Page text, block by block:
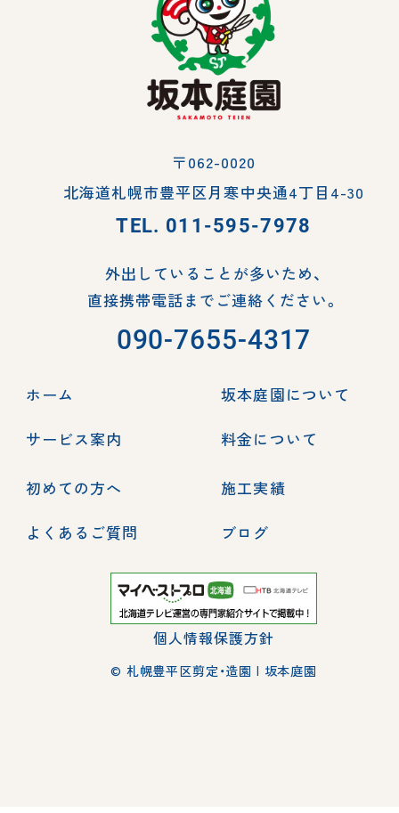
〒062-0020
北海道札幌市豊平区月寒中央通4丁目4-30
TEL. 011-595-7978
外出していることが多いため、
直接携帯電話までご連絡ください。
090-7655-4317
ホーム
坂本庭園について
サービス案内
料金について
初めての方へ
施工実績
よくあるご質問
ブログ
個人情報保護方針
© 札幌豊平区剪定・造園 | 坂本庭園